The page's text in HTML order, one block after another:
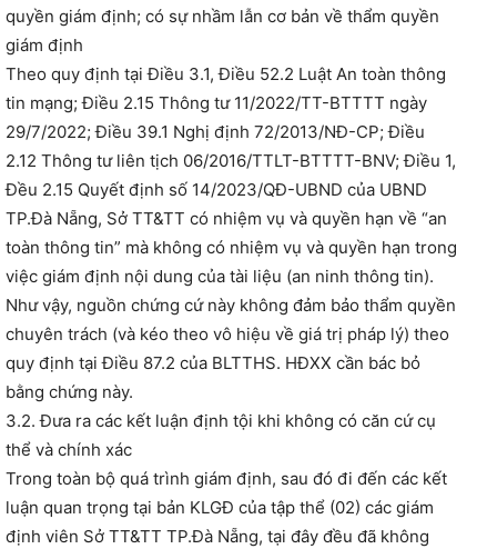
quyền giám định; có sự nhầm lẫn cơ bản về thẩm quyền
giám định
Theo quy định tại Điều 3.1, Điều 52.2 Luật An toàn thông
tin mạng; Điều 2.15 Thông tư 11/2022/TT-BTTTT ngày
29/7/2022; Điều 39.1 Nghị định 72/2013/NĐ-CP; Điều
2.12 Thông tư liên tịch 06/2016/TTLT-BTTTT-BNV; Điều 1,
Đều 2.15 Quyết định số 14/2023/QĐ-UBND của UBND
TP.Đà Nẵng, Sở TT&TT có nhiệm vụ và quyền hạn về “an
toàn thông tin” mà không có nhiệm vụ và quyền hạn trong
việc giám định nội dung của tài liệu (an ninh thông tin).
Như vậy, nguồn chứng cứ này không đảm bảo thẩm quyền
chuyên trách (và kéo theo vô hiệu về giá trị pháp lý) theo
quy định tại Điều 87.2 của BLTTHS. HĐXX cần bác bỏ
bằng chứng này.
3.2. Đưa ra các kết luận định tội khi không có căn cứ cụ
thể và chính xác
Trong toàn bộ quá trình giám định, sau đó đi đến các kết
luận quan trọng tại bản KLGĐ của tập thể (02) các giám
định viên Sở TT&TT TP.Đà Nẵng, tại đây đều đã không